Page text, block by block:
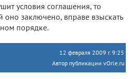
условия соглашения, то
оно заключено, вправе взыскать
порядке.
12 февраля 2009 г. 9:25
Автор публикации vOrle.ru